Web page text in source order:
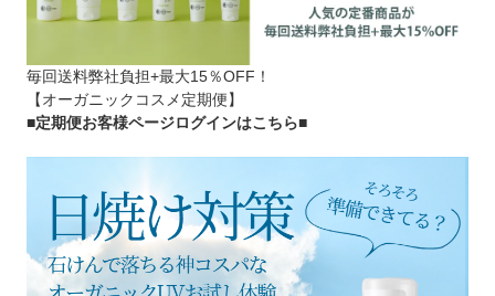
毎回送料弊社負担+最大15％OFF！
【オーガニックコスメ定期便】
■定期便お客様ページログインはこちら■